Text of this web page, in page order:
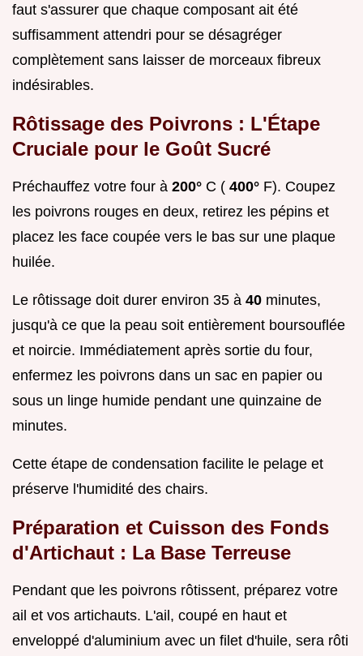
faut s'assurer que chaque composant ait été
suffisamment attendri pour se désagréger
complètement sans laisser de morceaux fibreux
indésirables.
Rôtissage des Poivrons : L'Étape
Cruciale pour le Goût Sucré
Préchauffez votre four à 200° C ( 400° F). Coupez
les poivrons rouges en deux, retirez les pépins et
placez les face coupée vers le bas sur une plaque
huilée.
Le rôtissage doit durer environ 35 à 40 minutes,
jusqu'à ce que la peau soit entièrement boursouflée
et noircie. Immédiatement après sortie du four,
enfermez les poivrons dans un sac en papier ou
sous un linge humide pendant une quinzaine de
minutes.
Cette étape de condensation facilite le pelage et
préserve l'humidité des chairs.
Préparation et Cuisson des Fonds
d'Artichaut : La Base Terreuse
Pendant que les poivrons rôtissent, préparez votre
ail et vos artichauts. L'ail, coupé en haut et
enveloppé d'aluminium avec un filet d'huile, sera rôti